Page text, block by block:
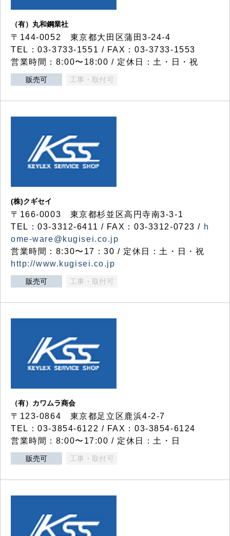
（有）丸和鋼業社
〒144-0052 東京都大田区蒲田3-24-4
TEL：03-3733-1551 / FAX：03-3733-1553
営業時間：8:00〜18:00 / 定休日：土・日・祝
販売可 工事・取付可
(株)クギセイ
〒166-0003 東京都杉並区高円寺南3-3-1
TEL：03-3312-6411 / FAX：03-3312-0723 / h
ome-ware@kugisei.co.jp
営業時間：8:30〜17：30 / 定休日：土・日・祝
http://www.kugisei.co.jp
販売可 工事・取付可
（有）カワムラ商会
〒123-0864 東京都足立区鹿浜4-2-7
TEL：03-3854-6122 / FAX：03-3854-6124
営業時間：8:00〜17:00 / 定休日：土・日
販売可 工事・取付可